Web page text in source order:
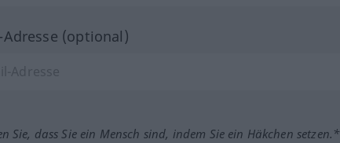
(optional)
Sie, dass Sie ein Mensch sind, indem Sie ein Häkchen setzen.*